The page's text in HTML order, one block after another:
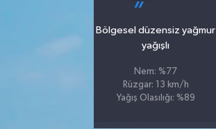
Bölgesel düzensiz yağmur
yağışlı
Nem: %77
Rüzgar: 13 km/h
Yağış Olasılığı: %89